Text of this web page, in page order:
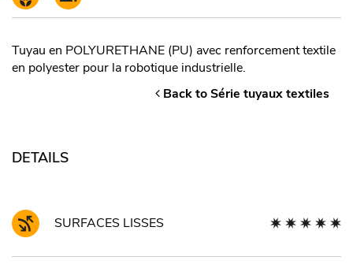
Tuyau en POLYURETHANE (PU) avec renforcement textile
en polyester pour la robotique industrielle.
Back to Série tuyaux textiles
DETAILS
SURFACES LISSES